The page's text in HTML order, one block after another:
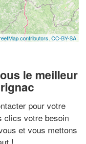
contributors, CC-BY-SA
le meilleur
pour votre
clics votre besoin
et vous mettons
!